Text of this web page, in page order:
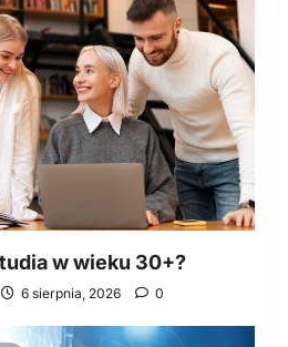
w wieku 30+?
6 sierpnia, 2026 0